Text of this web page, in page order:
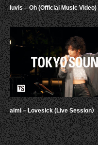
luvis – Oh (Official Music Video)
aimi – Lovesick (Live Session）